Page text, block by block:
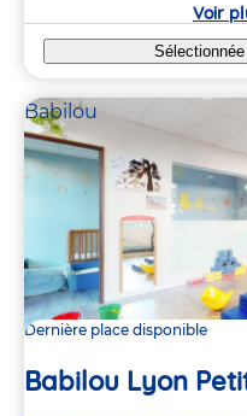
Voir
Sélectionnée
Babilou
Dernière place disponible
Babilou Lyon